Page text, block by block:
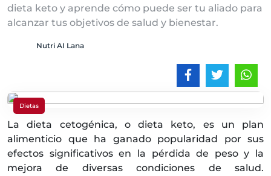
dieta keto y aprende cómo puede ser tu aliado para
alcanzar tus objetivos de salud y bienestar.
Nutri AI Lana
Dietas
La dieta cetogénica, o dieta keto, es un plan
alimenticio que ha ganado popularidad por sus
efectos significativos en la pérdida de peso y la
mejora de diversas condiciones de salud.